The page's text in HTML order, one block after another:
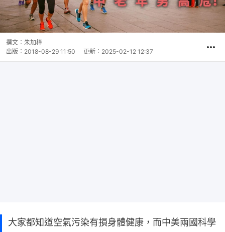
撰文： 朱加樟
出版： 2018-08-29 11:50 更新： 2025-02-12 12:37
大家都知道空氣污染有損身體健康，而中美兩國科學